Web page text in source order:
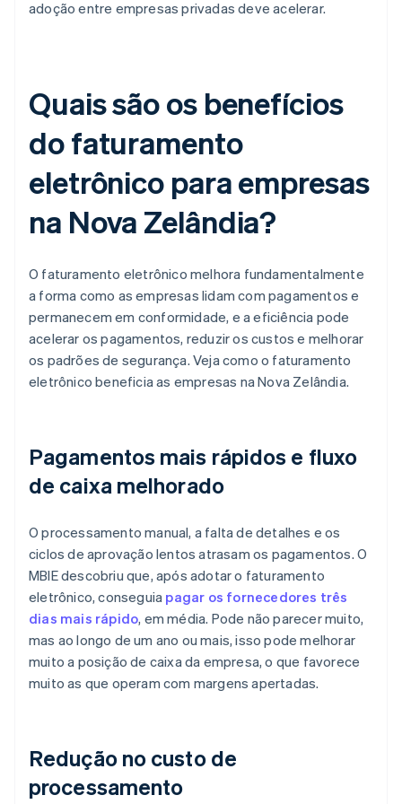
adoção entre empresas privadas deve acelerar.
Quais são os benefícios
do faturamento
eletrônico para empresas
na Nova Zelândia?
O faturamento eletrônico melhora fundamentalmente
a forma como as empresas lidam com pagamentos e
permanecem em conformidade, e a eficiência pode
acelerar os pagamentos, reduzir os custos e melhorar
os padrões de segurança. Veja como o faturamento
eletrônico beneficia as empresas na Nova Zelândia.
Pagamentos mais rápidos e fluxo
de caixa melhorado
O processamento manual, a falta de detalhes e os
ciclos de aprovação lentos atrasam os pagamentos. O
MBIE descobriu que, após adotar o faturamento
eletrônico, conseguia pagar os fornecedores três
dias mais rápido, em média. Pode não parecer muito,
mas ao longo de um ano ou mais, isso pode melhorar
muito a posição de caixa da empresa, o que favorece
muito as que operam com margens apertadas.
Redução no custo de
processamento